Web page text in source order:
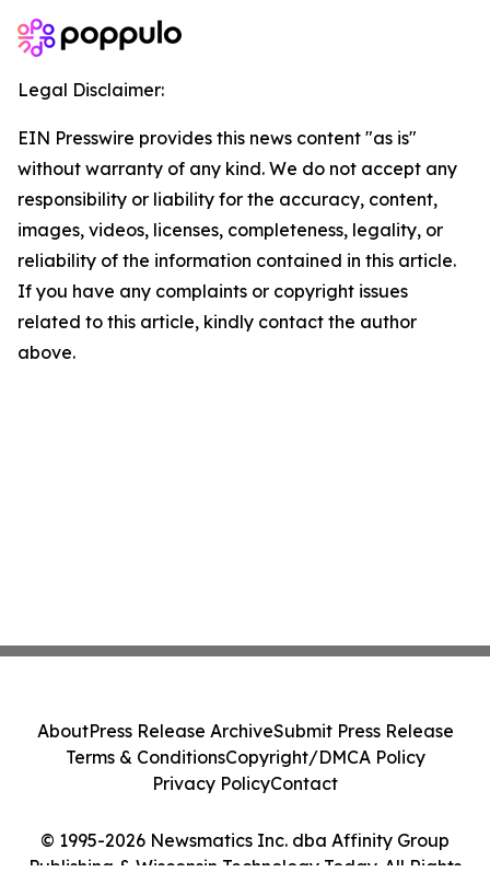
Legal Disclaimer:
EIN Presswire provides this news content "as is"
without warranty of any kind. We do not accept any
responsibility or liability for the accuracy, content,
images, videos, licenses, completeness, legality, or
reliability of the information contained in this article.
If you have any complaints or copyright issues
related to this article, kindly contact the author
above.
© 1995-2026 Newsmatics Inc. dba Affinity Group
Publishing & Wisconsin Technology Today. All Rights
AboutPress Release ArchiveSubmit Press Release
Terms & ConditionsCopyright/DMCA Policy
Privacy PolicyContact